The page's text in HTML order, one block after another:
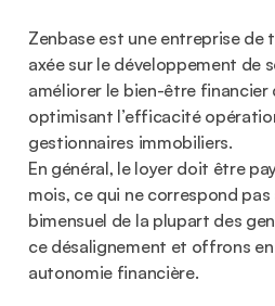
Zenbase est une entreprise
axée sur le développement de
améliorer le bien-être
optimisant l’efficacité
gestionnaires immobiliers.
En général, le loyer doit être
mois, ce qui ne correspond
bimensuel de la plupart des
ce désalignement et offrons
autonomie financière.